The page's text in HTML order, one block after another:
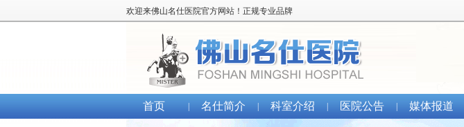
欢迎来佛山名仕医院官方网站！正规专业品牌
首页 名仕简介 科室介绍 医院公告 媒体报道